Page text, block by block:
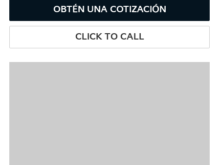
OBTÉN UNA COTIZACIÓN
CLICK TO CALL